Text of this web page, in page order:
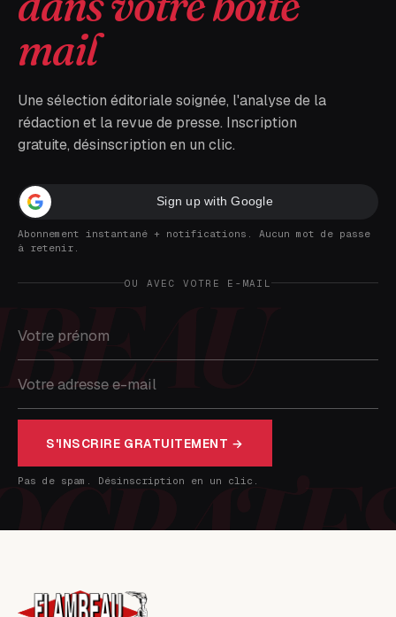
mail
Une sélection éditoriale soignée, l'analyse de la
rédaction et la revue de presse. Inscription
gratuite, désinscription en un clic.
Sign up with Google
Abonnement instantané + notifications. Aucun mot de passe
à retenir.
OU AVEC VOTRE E-MAIL
S'INSCRIRE GRATUITEMENT →
Pas de spam. Désinscription en un clic.